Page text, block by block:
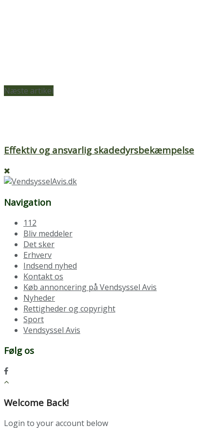
Næste artikel
Effektiv og ansvarlig skadedyrsbekæmpelse
Navigation
112
Bliv meddeler
Det sker
Erhverv
Indsend nyhed
Kontakt os
Køb annoncering på Vendsyssel Avis
Nyheder
Rettigheder og copyright
Sport
Vendsyssel Avis
Følg os
Welcome Back!
Login to your account below